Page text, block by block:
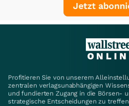
Jetzt
Profitieren Sie von unserem
zentralen verlagsunabhängigen
und fundierten Zugang in die Börsen-
strategische Entscheidungen zu